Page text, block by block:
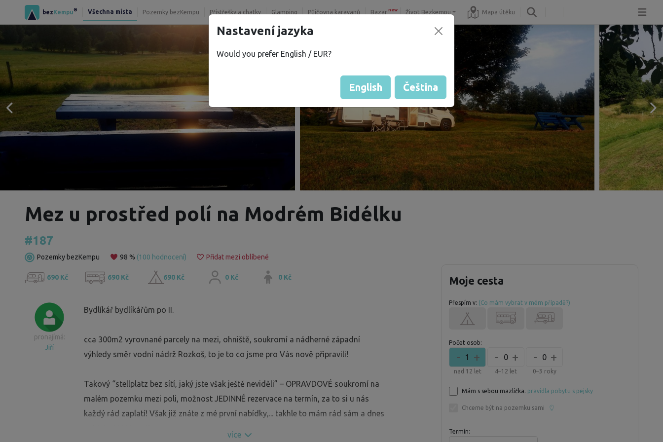
bezKempu® Všechna místa Pozemky bezKempu Přístřešky a chatky Glamping Půjčovna karavanů Bazar new Život Bezkempu Mapa útěku
Mez u prostřed polí na Modrém Bidélku
#187
Pozemky bezKempu 98 % (100 hodnocení) Přidat mezi oblíbené
690 Kč 690 Kč 690 Kč 0 Kč 0 Kč
pronajímá:
Jiří
Bydlíkář bydlíkářům po II.
cca 300m2 vyrovnané parcely na mezi, ohniště, soukromí a nádherné západní
výhledy směr vodní nádrž Rozkoš, to je to co jsme pro Vás nově připravili!
Takový “stellplatz bez sítí, jaký jste však ještě neviděli” – OPRAVDOVÉ soukromí na
malém pozemku mezi poli, možnost JEDINNÉ rezervace na termín, za to si u nás
každý rád zaplatí! Však již znáte z mé první nabídky,... takhle to mám rád sám a dnes
více
Moje cesta
Přespím v: (Co mám vybrat v mém případě?)
Počet osob:
- +
1
nad 12 let
- +
0
4–12 let
- +
0
0–3 roky
Mám s sebou mazlíčka. pravidla pobytu s pejsky
Chceme být na pozemku sami
Termín:
Nastavení jazyka
Would you prefer English / EUR?
English Čeština